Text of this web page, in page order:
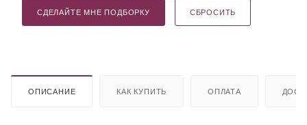
СДЕЛАЙТЕ МНЕ ПОДБОРКУ СБРОСИТЬ
ОПИСАНИЕ КАК КУПИТЬ ОПЛАТА